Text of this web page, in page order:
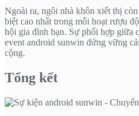
Ngoài ra, ngôi nhà khôn xiết thị
biệt cao nhất trong mỗi hoạt rượu
hội gia đình bạn. Sự phối hợp giữa
event android sunwin đứng vững
cộng.
Tổng kết